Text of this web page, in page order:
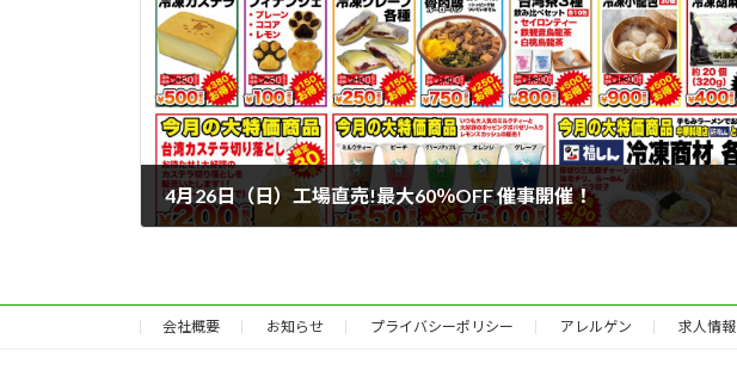
4月26日（日）工場直売!最大60％OFF 催事開催！
会社概要 お知らせ プライバシーポリシー アレルゲン 求人情報